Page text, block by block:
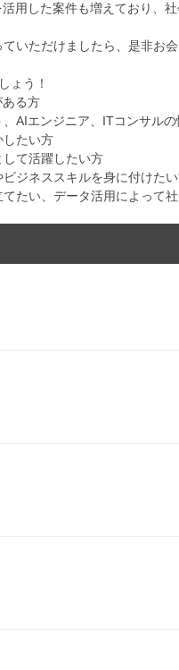
用した案件も増えており、
いただけましたら、是非お
ょう！
ある方
、AIエンジニア、ITコンサル
したい方
して活躍したい方
ビジネススキルを身に付けた
てたい、データ活用によって